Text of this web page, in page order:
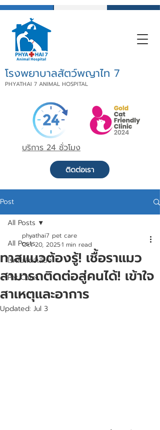
โรงพยาบาลสัตว์พญาไท 7
PHYATHAI 7 ANIMAL HOSPITAL
บริการ 24 ชั่วโมง
ติดต่อเรา
Post
All Posts
โรคในสัตว์เลี้ยง
Pet Care
All Posts
ทาสแมวต้องรู้! เชื้อราแมว
สามารถติดต่อสู่คนได้! เข้าใจ
สาเหตุและอาการ
phyathai7 pet care
Oct 20, 20251 min read
Updated: Jul 3